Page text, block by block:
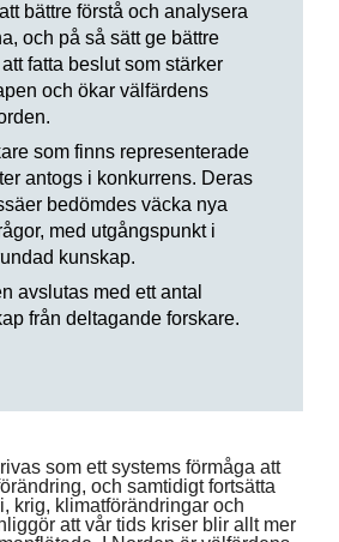
som ett systems förmåga att
och samtidigt fortsätta
krig, klimatförändringar och
att vår tids kriser blir allt mer
bättre förstå och analysera
och på så sätt ge bättre
fatta beslut som stärker
och ökar välfärdens
som finns representerade
antogs i konkurrens. Deras
bedömdes väcka nya
med utgångspunkt i
kunskap.
avslutas med ett antal
från deltagande forskare.